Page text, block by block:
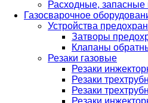
Расходные, запасные
Газосварочное
Устройства
Затворы
Клапаны
Резаки газовые
Резаки
Резаки
Резаки
Резаки